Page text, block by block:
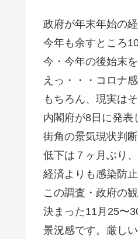
政府が年末年始の
今年も余すところ
今・今年の後始末
えっ・・・コロナ
もちろん、現実は
内閣府が8日に発表
街角の景気現状判
低下は７ヶ月ぶり
経済よりも感染防
この調査・政府の
決まった11月25〜
景況感です。厳し